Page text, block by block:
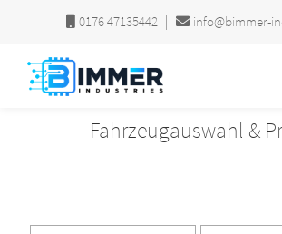
0176 47135442 | info@bimmer-
Navigation
springen
Inhalt
springen
Fahrzeugauswahl &